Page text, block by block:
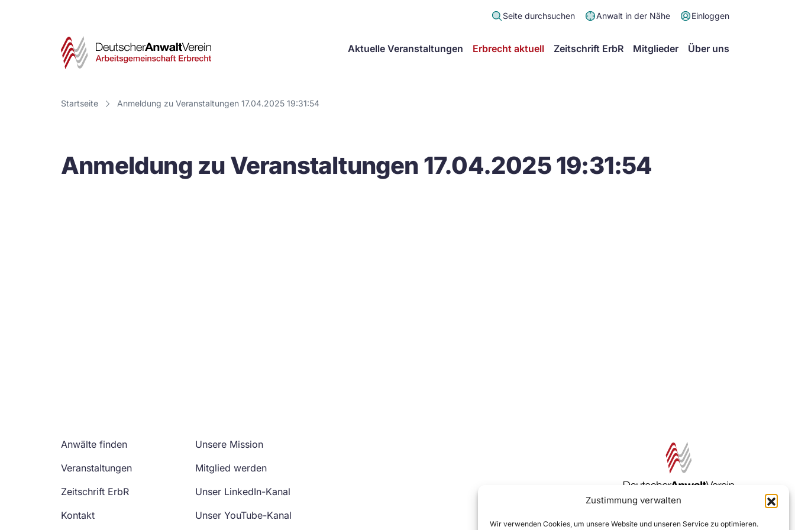
Zustimmung verwalten
Wir verwenden Cookies, um unsere Website und unseren Service zu optimieren.
Seite durchsuchen Anwalt in der Nähe Einloggen
Deutscher
Verein
Arbeitsgemeinschaft
Aktuelle Veranstaltungen Erbrecht aktuell Zeitschrift ErbR Mitglieder Über uns
Startseite Anmeldung zu Veranstaltungen 17.04.2025 19:31:54
Anmeldung zu Veranstaltungen 17.04.2025 19:31:54
Anwälte finden
Veranstaltungen
Zeitschrift ErbR
Kontakt
Unsere Mission
Mitglied werden
Unser LinkedIn-Kanal
Unser YouTube-Kanal
Zur DAV Webseite